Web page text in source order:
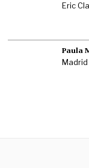
Eric
Paula
Madrid